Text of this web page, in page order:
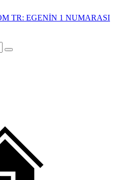
TR: EGENİN 1 NUMARASI